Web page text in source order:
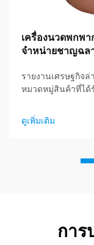
เครื่องนวดพกพ
จำหน่ายชาญฉล
รายงานเศรษฐกิจ
หมวดหมู่สินค้าที่ไ
สำหรับผลิตภัณฑ์ผ่
ดูเพิ่มเติม
การ